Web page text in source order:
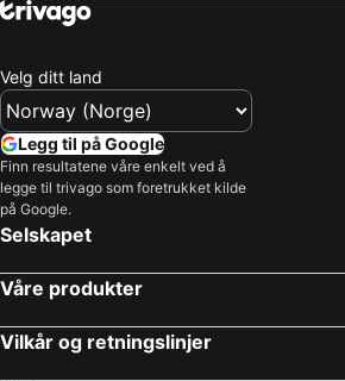
Velg ditt land
Legg til på Google
Finn resultatene våre enkelt ved å
legge til trivago som foretrukket kilde
på Google.
Selskapet
Våre produkter
Vilkår og retningslinjer